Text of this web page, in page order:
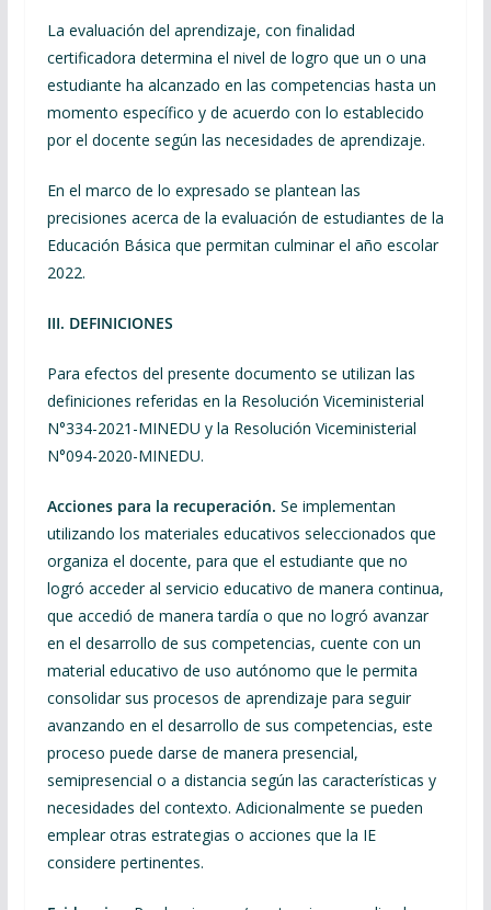
La evaluación del aprendizaje, con finalidad
certificadora determina el nivel de logro que un o una
estudiante ha alcanzado en las competencias hasta un
momento específico y de acuerdo con lo establecido
por el docente según las necesidades de aprendizaje.
En el marco de lo expresado se plantean las
precisiones acerca de la evaluación de estudiantes de la
Educación Básica que permitan culminar el año escolar
2022.
III. DEFINICIONES
Para efectos del presente documento se utilizan las
definiciones referidas en la Resolución Viceministerial
N°334-2021-MINEDU y la Resolución Viceministerial
N°094-2020-MINEDU.
Acciones para la recuperación. Se implementan
utilizando los materiales educativos seleccionados que
organiza el docente, para que el estudiante que no
logró acceder al servicio educativo de manera continua,
que accedió de manera tardía o que no logró avanzar
en el desarrollo de sus competencias, cuente con un
material educativo de uso autónomo que le permita
consolidar sus procesos de aprendizaje para seguir
avanzando en el desarrollo de sus competencias, este
proceso puede darse de manera presencial,
semipresencial o a distancia según las características y
necesidades del contexto. Adicionalmente se pueden
emplear otras estrategias o acciones que la IE
considere pertinentes.